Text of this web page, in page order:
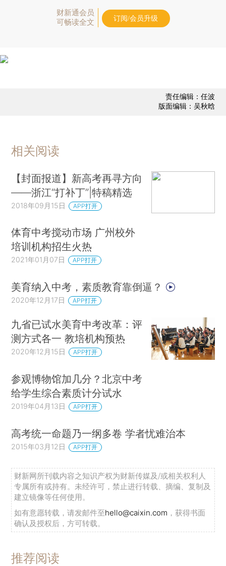
财新通会员
可畅读全文
订阅/会员升级
责任编辑：任波
版面编辑：吴秋晗
相关阅读
【封面报道】新高考再寻方向
——浙江“打补丁”|特稿精选
2018年09月15日 APP打开
体育中考搅动市场 广州校外
培训机构招生火热
2021年01月07日 APP打开
美育纳入中考，素质教育靠倒逼？
2020年12月17日 APP打开
九省已试水美育中考改革：评
测方式各一 教培机构预热
2020年12月15日 APP打开
参观博物馆加几分？北京中考
给学生综合素质计分试水
2019年04月13日 APP打开
高考统一命题乃一纲多卷 学者忧难治本
2015年03月12日 APP打开
财新网所刊载内容之知识产权为财新传媒及/或相关权利人
专属所有或持有。未经许可，禁止进行转载、摘编、复制及
建立镜像等任何使用。
如有意愿转载，请发邮件至hello@caixin.com ，获得书面
确认及授权后，方可转载。
推荐阅读